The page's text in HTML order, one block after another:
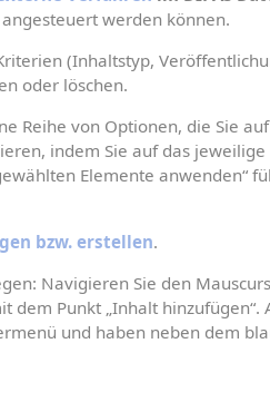
werden können.
(Inhaltstyp,
oder löschen.
Reihe von Optionen, die Sie
indem Sie auf das
Elemente anwenden“
bzw. erstellen.
Navigieren Sie den
dem Punkt „Inhalt hinzufügen“.
und haben neben dem